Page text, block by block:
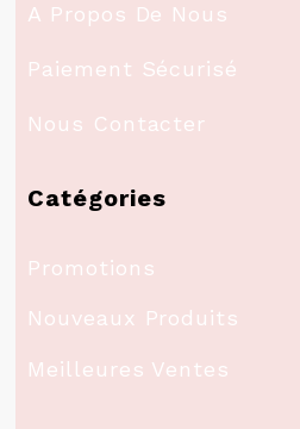
A Propos De Nous
Paiement Sécurisé
Nous Contacter
Catégories
Promotions
Nouveaux Produits
Meilleures Ventes